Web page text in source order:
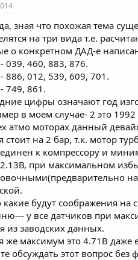
зная что похожая тема
на три вида т.е.
о конкретном ДАД-е
039, 460, 883, 876.
886, 012, 539, 609, 701.
749, 861.
цифры означают год
в моем случае- 2 это
атмо моторах данный
стоит на 2 бар, т.к. мотор
к компрессору и
при максимальном
какие будут соображения на
у все датчиков при
из заводских данных.
же максимум это 4.71В даже
обсуждать этот вопрос